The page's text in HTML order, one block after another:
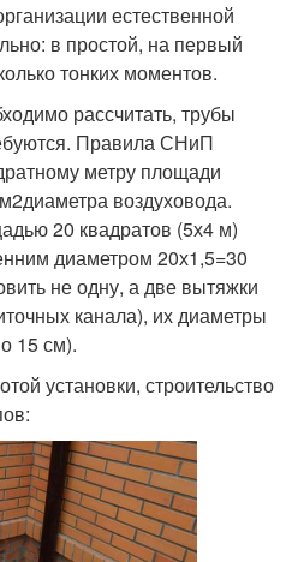
естественной
в простой, на первый
тонких моментов.
рассчитать, трубы
Правила СНиП
метру площади
воздуховода.
20 квадратов (5х4 м)
диаметром 20х1,5=30
не одну, а две вытяжки
канала), их диаметры
15 см).
установки, строительство